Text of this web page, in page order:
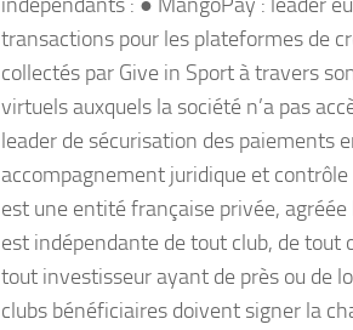
transactions pour les plateformes de
collectés par Give in Sport à travers
virtuels auxquels la société n’a pas
leader de sécurisation des paiements
accompagnement juridique et contrôle
est une entité française privée,
est indépendante de tout club, de
tout investisseur ayant de près ou de
clubs bénéficiaires doivent signer la